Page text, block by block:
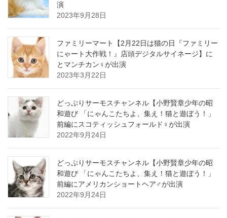
演
2023年9月28日
ファミリーマート【2月22日は猫の日『ファミリー
にゃート大作戦！』店頭デジタルサイネージ】に
とマンチカン♀が出演
2023年3月22日
どっぷりサーモスチャンネル【小野賢章少年の昭
和遊び 「にゃんこたちよ、集え！猫と遊ぼう！」
前編にスコティッシュフォールド♀が出演
2022年9月24日
どっぷりサーモスチャンネル【小野賢章少年の昭
和遊び 「にゃんこたちよ、集え！猫と遊ぼう！」
前編にアメリカンショートヘア♂が出演
2022年9月24日